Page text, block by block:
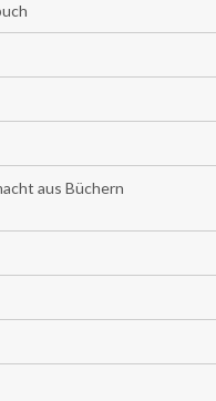
aus Büchern